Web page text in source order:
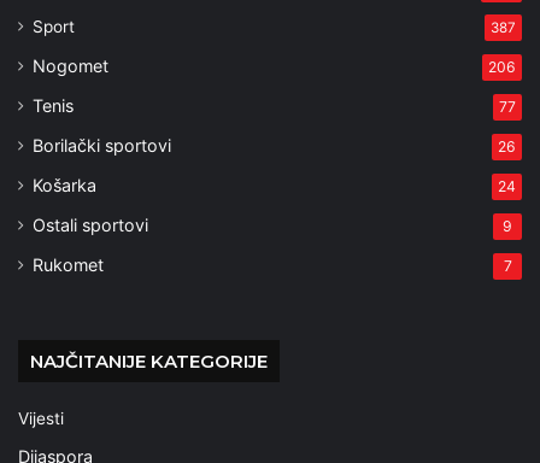
Sport 387
Nogomet 206
Tenis 77
Borilački sportovi 26
Košarka 24
Ostali sportovi 9
Rukomet 7
NAJČITANIJE KATEGORIJE
Vijesti
Dijaspora